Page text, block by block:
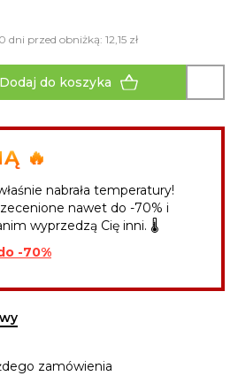
przed obniżką: 12,15 zł
Dodaj do koszyka
🔥
nabrała temperatury!
nawet do -70% i
wyprzedzą Cię inni. 🌡️
-70%
zamówienia